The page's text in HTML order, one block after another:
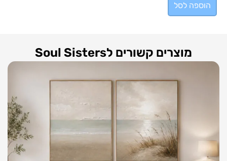
הוספה לסל
מוצרים קשורים לSoul Sisters